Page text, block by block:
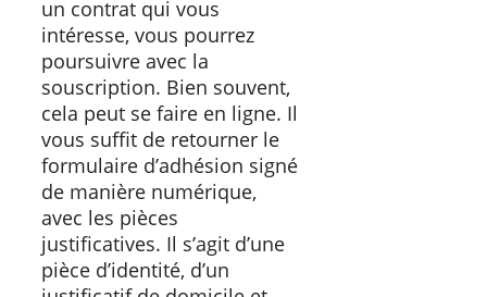
un contrat qui vous
intéresse, vous pourrez
poursuivre avec la
souscription. Bien souvent,
cela peut se faire en ligne. Il
vous suffit de retourner le
formulaire d’adhésion signé
de manière numérique,
avec les pièces
justificatives. Il s’agit d’une
pièce d’identité, d’un